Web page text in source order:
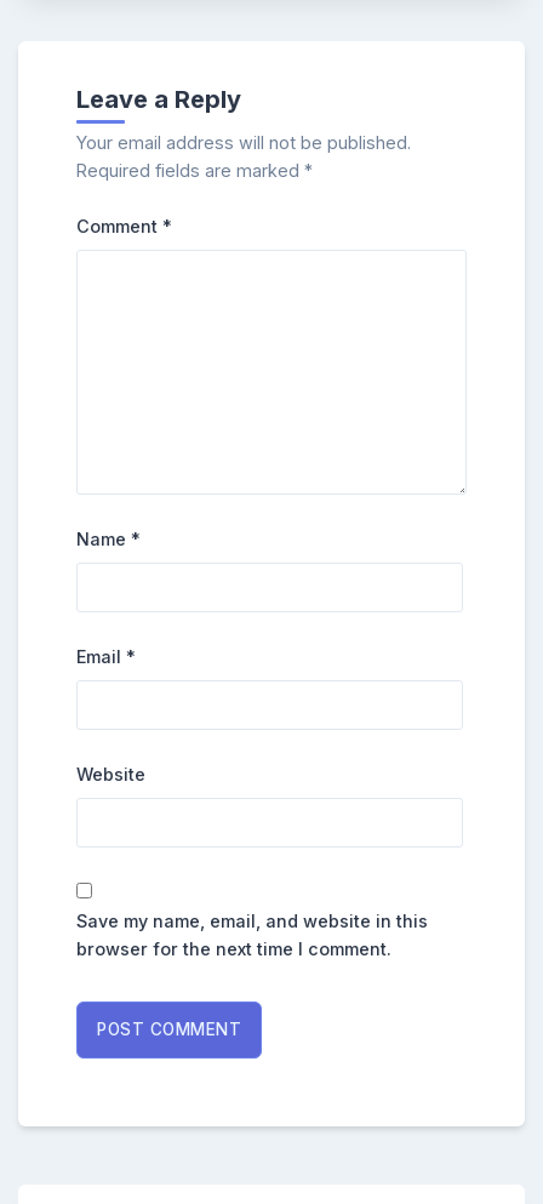
Leave a Reply
Your email address will not be published.
Required fields are marked *
Comment *
Name *
Email *
Website
Save my name, email, and website in this
browser for the next time I comment.